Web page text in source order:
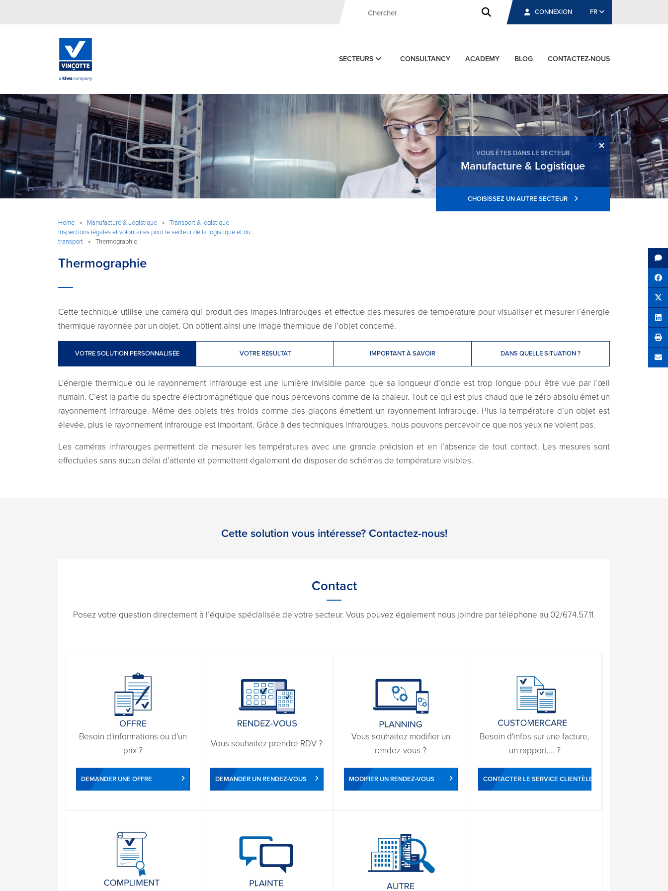
CONNEXION FR
SECTEURS CONSULTANCY ACADEMY BLOG CONTACTEZ-NOUS
×
VOUS ÊTES DANS LE SECTEUR
Manufacture & Logistique
CHOISISSEZ UN AUTRE SECTEUR
Home » Manufacture & Logistique »
Transport & logistique -
Inspections légales et volontaires pour le secteur de la logistique et du
transport
» Thermographie
Thermographie
Cette technique utilise une caméra qui produit des images infrarouges et effectue des mesures de température pour visualiser et mesurer l’énergie
thermique rayonnée par un objet. On obtient ainsi une image thermique de l’objet concerné.
VOTRE SOLUTION PERSONNALISÉE VOTRE RÉSULTAT IMPORTANT À SAVOIR DANS QUELLE SITUATION ?
L’énergie thermique ou le rayonnement infrarouge est une lumière invisible parce que sa longueur d’onde est trop longue pour être vue par l’œil
humain. C’est la partie du spectre électromagnétique que nous percevons comme de la chaleur. Tout ce qui est plus chaud que le zéro absolu émet un
rayonnement infrarouge. Même des objets très froids comme des glaçons émettent un rayonnement infrarouge. Plus la température d’un objet est
élevée, plus le rayonnement infrarouge est important. Grâce à des techniques infrarouges, nous pouvons percevoir ce que nos yeux ne voient pas.
Les caméras infrarouges permettent de mesurer les températures avec une grande précision et en l’absence de tout contact. Les mesures sont
effectuées sans aucun délai d’attente et permettent également de disposer de schémas de température visibles.
Cette solution vous intéresse? Contactez-nous!
Contact
Posez votre question directement à l’équipe spécialisée de votre secteur. Vous pouvez également nous joindre par téléphone au 02/674.57.11.
Besoin d'informations ou d'un
prix ?
DEMANDER UNE OFFRE
Vous souhaitez prendre RDV ?
DEMANDER UN RENDEZ-VOUS
Vous souhaitez modifier un
rendez-vous ?
MODIFIER UN RENDEZ-VOUS
Besoin d'infos sur une facture,
un rapport,... ?
CONTACTER LE SERVICE CLIENTÈLE